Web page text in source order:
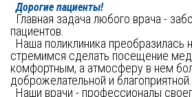
  Дорогие пациенты!
Главная задача любого врача -
пациентов.
стремимся сделать посещение
комфортным, а атмосферу в нем
доброжелательной и благоприятной.